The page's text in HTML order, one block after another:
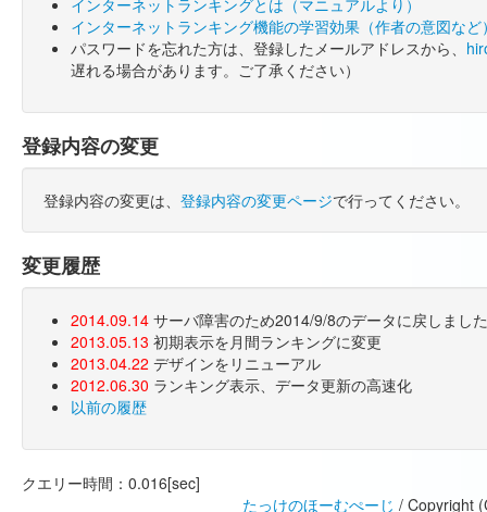
インターネットランキング機能の学習効果（作者の意図など
パスワードを忘れた方は、登録したメールアドレスから、
遅れる場合があります。ご了承ください）
登録内容の変更
登録内容の変更は、 登録内容の変更ページで行ってください。
変更履歴
2014.09.14 サーバ障害のため2014/9/8のデータに戻しまし
2013.05.13 初期表示を月間ランキングに変更
2013.04.22 デザインをリニューアル
2012.06.30 ランキング表示、データ更新の高速化
以前の履歴
クエリー時間：0.016[sec]
たっけのほーむぺーじ / Copyright